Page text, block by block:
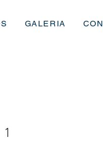
GALERIA